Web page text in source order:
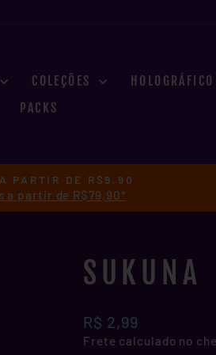
COLEÇÕES HOLOGRÁFICO
PACKS
slideshow
PARTIR DE R$9,90
a partir de R$79,90*
SUKUNA
Preço
normal
R$ 2,99
Frete calculado no